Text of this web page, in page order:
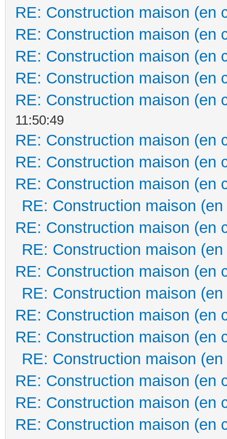
RE: Construction maison (en
RE: Construction maison (en
RE: Construction maison (en
RE: Construction maison (en
RE: Construction maison (en
11:50:49
RE: Construction maison (en
RE: Construction maison (en
RE: Construction maison (en
RE: Construction maison
RE: Construction maison (en
RE: Construction maison
RE: Construction maison (en
RE: Construction maison
RE: Construction maison (en
RE: Construction maison (en
RE: Construction maison
RE: Construction maison (en
RE: Construction maison (en
RE: Construction maison (en